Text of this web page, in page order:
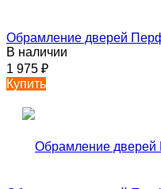
Обрамление дверей
В наличии
1 975 ₽
Купить